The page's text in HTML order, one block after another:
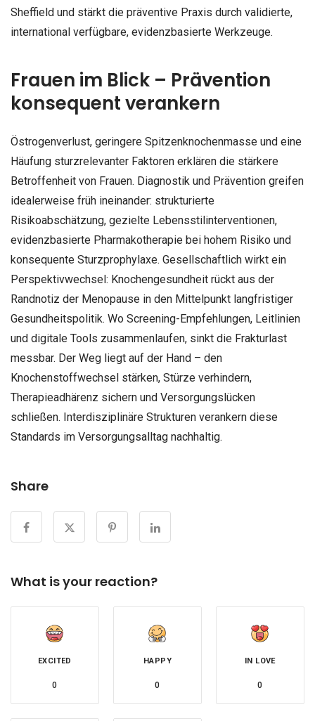
Sheffield und stärkt die präventive Praxis durch validierte,
international verfügbare, evidenzbasierte Werkzeuge.
Frauen im Blick – Prävention
konsequent verankern
Östrogenverlust, geringere Spitzenknochenmasse und eine
Häufung sturzrelevanter Faktoren erklären die stärkere
Betroffenheit von Frauen. Diagnostik und Prävention greifen
idealerweise früh ineinander: strukturierte
Risikoabschätzung, gezielte Lebensstilinterventionen,
evidenzbasierte Pharmakotherapie bei hohem Risiko und
konsequente Sturzprophylaxe. Gesellschaftlich wirkt ein
Perspektivwechsel: Knochengesundheit rückt aus der
Randnotiz der Menopause in den Mittelpunkt langfristiger
Gesundheitspolitik. Wo Screening-Empfehlungen, Leitlinien
und digitale Tools zusammenlaufen, sinkt die Frakturlast
messbar. Der Weg liegt auf der Hand – den
Knochenstoffwechsel stärken, Stürze verhindern,
Therapieadhärenz sichern und Versorgungslücken
schließen. Interdisziplinäre Strukturen verankern diese
Standards im Versorgungsalltag nachhaltig.
Share
What is your reaction?
EXCITED
0
HAPPY
0
IN LOVE
0